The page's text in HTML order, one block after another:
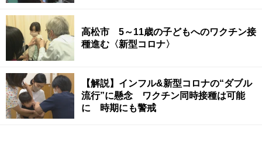
高松市 5～11歳の子どもへのワクチン接
種進む〈新型コロナ〉
【解説】インフル&新型コロナの“ダブル
流行”に懸念 ワクチン同時接種は可能
に 時期にも警戒